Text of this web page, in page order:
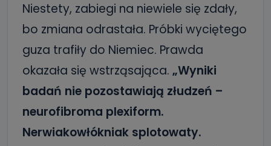
Niestety, zabiegi na niewiele się zdały,
bo zmiana odrastała. Próbki wyciętego
guza trafiły do Niemiec. Prawda
okazała się wstrząsająca. „Wyniki
badań nie pozostawiają złudzeń –
neurofibroma plexiform.
Nerwiakowłókniak splotowaty.